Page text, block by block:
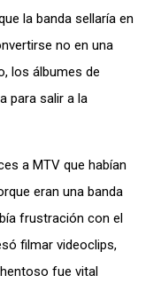
la banda sellaría en
no en una
los álbumes de
para salir a la
a MTV que habían
eran una banda
frustración con el
filmar videoclips,
fue vital